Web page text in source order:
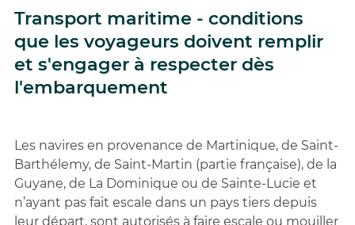
Transport maritime - conditions
que les voyageurs doivent remplir
et s'engager à respecter dès
l'embarquement
Les navires en provenance de Martinique, de Saint-
Barthélemy, de Saint-Martin (partie française), de la
Guyane, de La Dominique ou de Sainte-Lucie et
n’ayant pas fait escale dans un pays tiers depuis
leur départ, sont autorisés à faire escale ou mouiller